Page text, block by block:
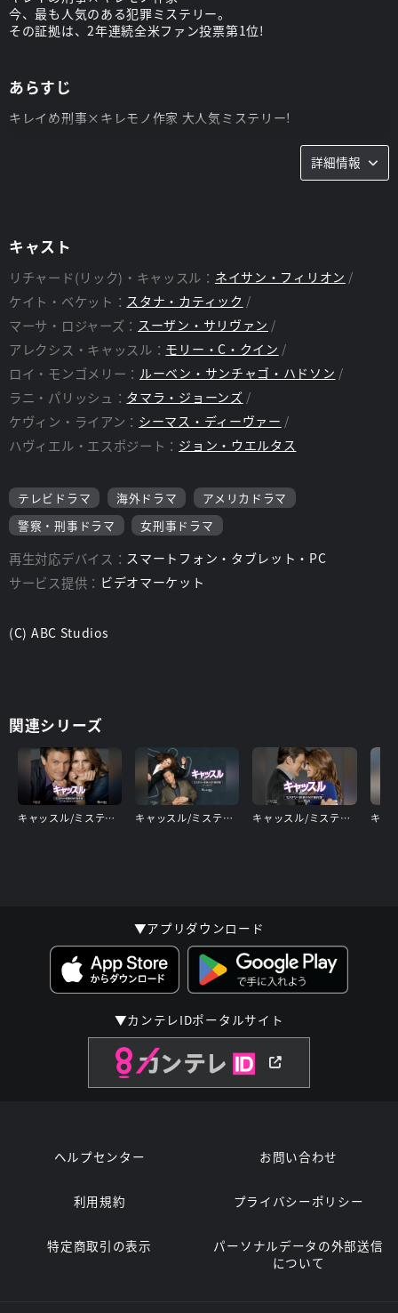
今、最も人気のある犯罪ミステリー。
その証拠は、2年連続全米ファン投票第1位!
あらすじ
キレイめ刑事×キレモノ作家 大人気ミステリー!
全米ドラマファンが選ぶ著名なアワードで、最高の栄誉に輝
く"最も好きなドラマ"を2年連続受賞し、劇中の小説を出版する
やベストセラーNo.1を獲得、関連コミック本も大人気と全米で
の再会で幕を開ける。かつてない規模のアクションと緊迫感の中
で、物語はより華麗に、ドラマチックに加速する!母殺害の真相
に命懸けで近づいていくベケットを待つ驚愕のクライマックスと
は…!?
詳細情報
キャスト
リチャード(リック)・キャッスル： ネイサン・フィリオン
ケイト・ベケット： スタナ・カティック
マーサ・ロジャーズ： スーザン・サリヴァン
アレクシス・キャッスル： モリー・C・クイン
ロイ・モンゴメリー： ルーベン・サンチャゴ・ハドソン
ラニ・パリッシュ： タマラ・ジョーンズ
ケヴィン・ライアン： シーマス・ディーヴァー
ハヴィエル・エスポジート： ジョン・ウエルタス
テレビドラマ 海外ドラマ
アメリカドラマ
警察・刑事ドラマ
女刑事ドラマ
再生対応デバイス： スマートフォン・タブレット・PC
サービス提供： ビデオマーケット
(C) ABC Studios
関連シリーズ
キャッスル/ミステリー作家のNY事件簿 シーズン8＜ファイナル＞ キャッスル/ミステリー作家のNY事件簿 シーズン7 キャッスル/ミステリー作家のNY事件簿 シーズン6
▼アプリダウンロード
▼カンテレIDポータルサイト
ヘルプセンター お問い合わせ
利用規約 プライバシーポリシー
特定商取引の表示
パーソナルデータの外部送信
について